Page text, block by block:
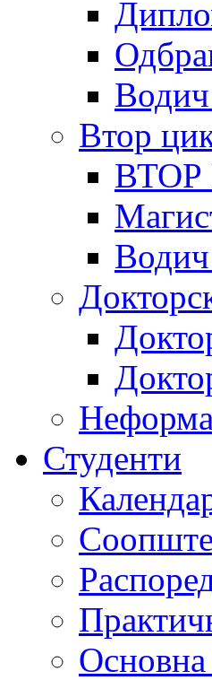
Водич
Втор
Водич
Студенти
Основна